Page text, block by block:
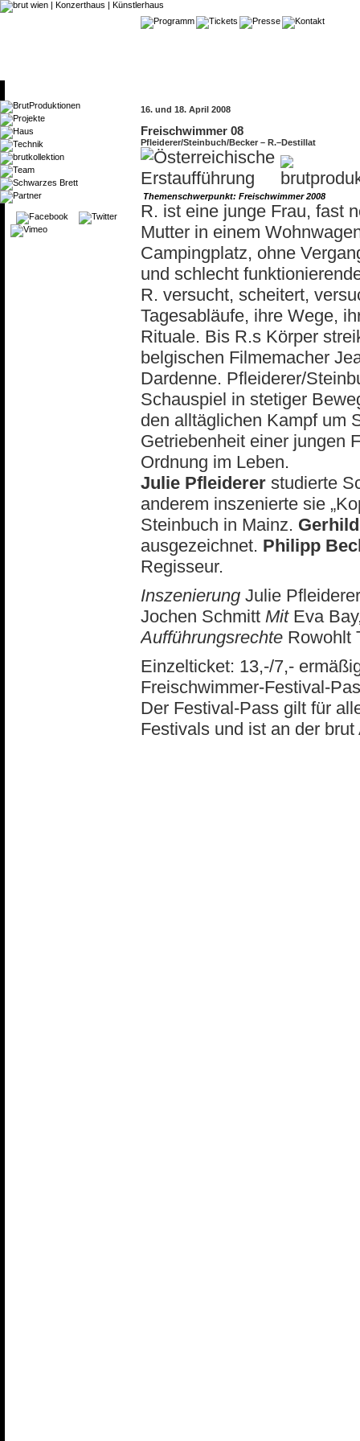
16. und 18. April 2008
Freischwimmer 08
Pfleiderer/Steinbuch/Becker – R.–Destillat
Themenschwerpunkt: Freischwimmer 2008
R. ist eine junge Frau, fast
Mutter in einem
Campingplatz, ohne
und schlecht
R. versucht, scheitert,
Tagesabläufe, ihre Wege,
Rituale. Bis R.s Körper
belgischen Filmemacher
Dardenne. Pfleiderer/
Schauspiel in stetiger
den alltäglichen Kampf um
Getriebenheit einer jungen
Ordnung im Leben.
Julie Pfleiderer studierte
anderem inszenierte sie
Steinbuch in Mainz.
ausgezeichnet. Philipp
Regisseur.
Inszenierung Julie
Jochen Schmitt MitEva
Aufführungsrechte Rowohlt
Einzelticket: 13,-/7,-
Freischwimmer-Festival-
Der Festival-Pass gilt für
Festivals und ist an der